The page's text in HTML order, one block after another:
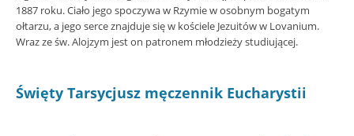
1887 roku. Ciało jego spoczywa w Rzymie w osobnym bogatym
ołtarzu, a jego serce znajduje się w kościele Jezuitów w Lovanium.
Wraz ze św. Alojzym jest on patronem młodzieży studiującej.
Święty Tarsycjusz męczennik Eucharystii